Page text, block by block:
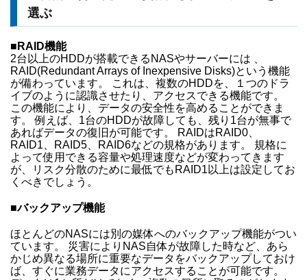
選ぶ
■RAID機能
2台以上のHDDが搭載できるNASやサーバーには 、
RAID(Redundant Arrays of Inexpensive Disks)という機能
が備わっています。 これは、複数のHDDを、１つのドラ
イブのように認識させたり、アクセスできる機能です。
この機能により、データの安全性を高めることができま
す。 例えば、1台のHDDが故障しても、残り1台が無事で
あればデータの復旧が可能です。 RAIDはRAID0、
RAID1、RAID5、RAID6などの規格があります。 規格に
よって使用できる容量や処理速度などが変わってきます
が、リスク分散のために最低でもRAID1以上は設定してお
くべきでしょう。
■バックアップ機能
ほとんどのNASには別の媒体へのバックアップ機能がつい
ています。 災害によりNAS自体が故障した時など、あら
かじめ異なる場所に重要なデータをバックアップしておけ
ば、すぐに業務データにアクセスすることが可能です。